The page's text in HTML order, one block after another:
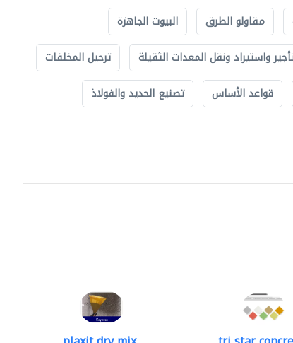
مقاولو الطرق
البيوت الجاهزة
واستيراد ونقل المعدات الثقيلة
ترحيل المخلفات
قواعد الأساس
تصنيع الحديد والفولاذ